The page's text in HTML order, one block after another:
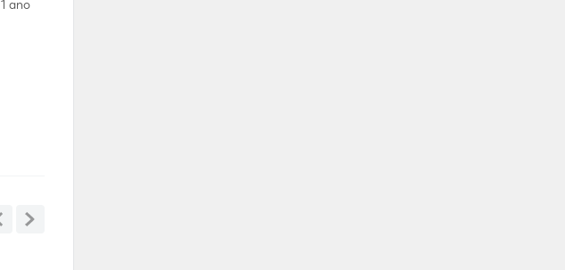
1 ano